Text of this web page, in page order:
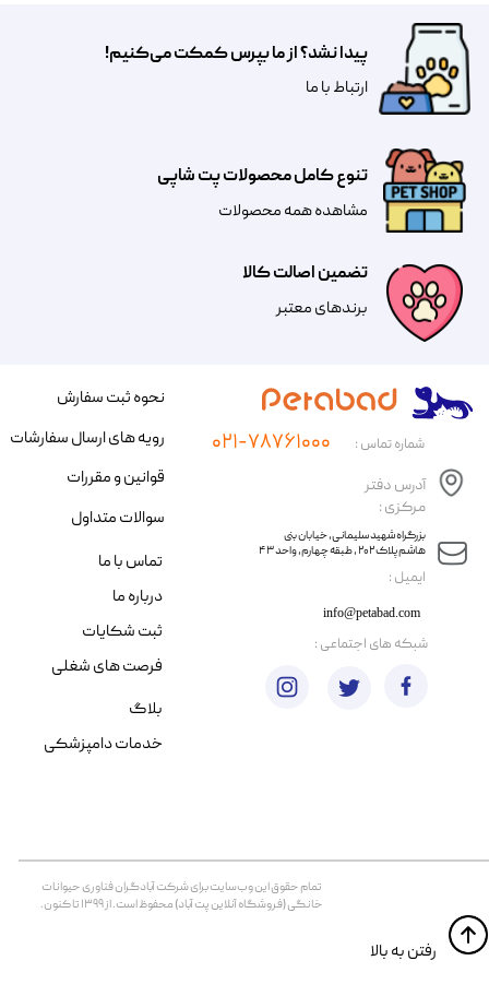
تضمین اصالت کالا
​​برندهای معتبر​​​​​​​
تنوع کامل محصولات پت شاپی
مشاهده همه محصولات
پیدا نشد؟ از ما بپرس کمکت می‌کنیم!
​​​ارتباط با ما
​ایمیل :
آدرس دفتر
مرکزی :
info@petabad.com
​​بزرگراه شهید سلیمانی، خیابان بنی
هاشم پلاک ۲۰۲ ، طبقه چهارم، واحد ۴۳
شماره تماس : ۰۲۱-۷۸۷۶۱۰۰۰
تمام حقوق اين وب‌سايت برای شرکت آبادگران فناوری حیوانات
خانگی (فروشگاه آنلاین پت آباد) محفوظ است. از ۱۳۹۹ تا کنون.
​​رفتن به بالا
نحوه ثبت سفارش
رویه های ارسال سفارشات
قوانین و مقررات
سوالات متداول
تماس با ما
درباره ما
ثبت شکایات
فرصت های شغلی
​شبکه های اجتماعی :
بلاگ
خدمات دامپزشکی